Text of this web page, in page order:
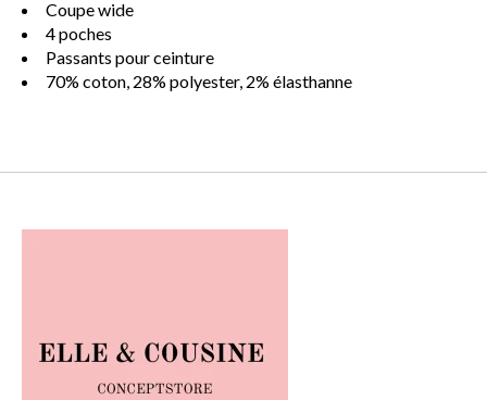
Coupe wide
4 poches
Passants pour ceinture
70% coton, 28% polyester, 2% élasthanne